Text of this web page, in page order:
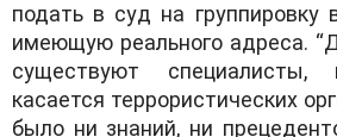
подать в суд на
имеющую реального адреса.
существуют
касается террористических
было ни знаний, ни